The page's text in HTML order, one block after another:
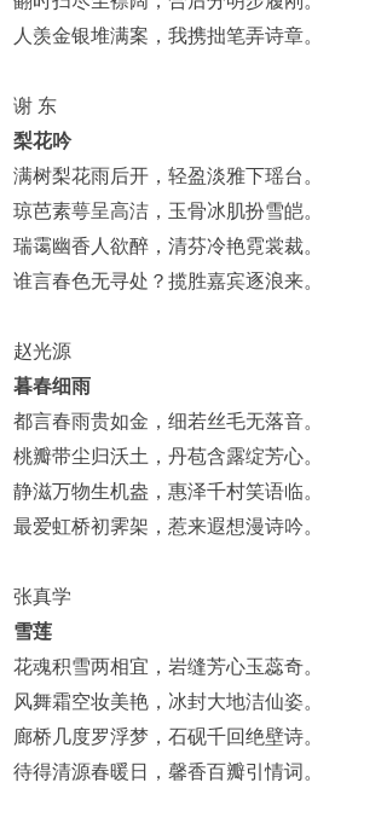
人羡金银堆满案，我携拙笔弄诗章。
谢 东
梨花吟
满树梨花雨后开，轻盈淡雅下瑶台。
琼芭素萼呈高洁，玉骨冰肌扮雪皑。
瑞霭幽香人欲醉，清芬冷艳霓裳裁。
谁言春色无寻处？揽胜嘉宾逐浪来。
赵光源
暮春细雨
都言春雨贵如金，细若丝毛无落音。
桃瓣带尘归沃土，丹苞含露绽芳心。
静滋万物生机盎，惠泽千村笑语临。
最爱虹桥初霁架，惹来遐想漫诗吟。
张真学
雪莲
花魂积雪两相宜，岩缝芳心玉蕊奇。
风舞霜空妆美艳，冰封大地洁仙姿。
廊桥几度罗浮梦，石砚千回绝壁诗。
待得清源春暖日，馨香百瓣引情词。